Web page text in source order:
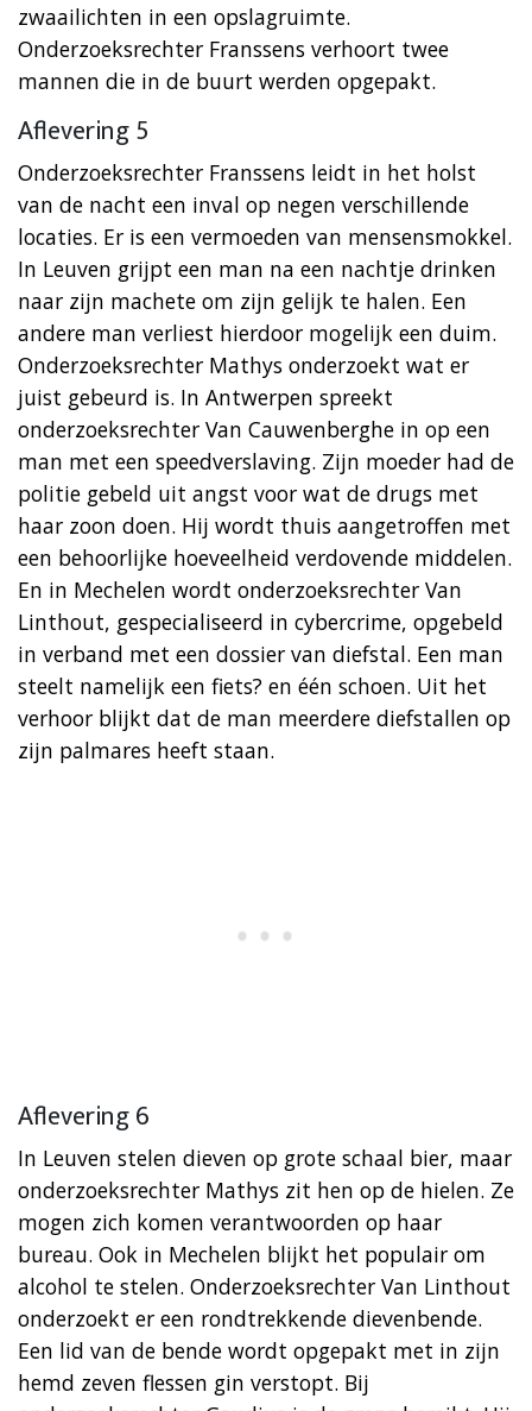
zwaailichten in een opslagruimte.
Onderzoeksrechter Franssens verhoort twee
mannen die in de buurt werden opgepakt.
Aflevering 5
Onderzoeksrechter Franssens leidt in het holst
van de nacht een inval op negen verschillende
locaties. Er is een vermoeden van mensensmokkel.
In Leuven grijpt een man na een nachtje drinken
naar zijn machete om zijn gelijk te halen. Een
andere man verliest hierdoor mogelijk een duim.
Onderzoeksrechter Mathys onderzoekt wat er
juist gebeurd is. In Antwerpen spreekt
onderzoeksrechter Van Cauwenberghe in op een
man met een speedverslaving. Zijn moeder had de
politie gebeld uit angst voor wat de drugs met
haar zoon doen. Hij wordt thuis aangetroffen met
een behoorlijke hoeveelheid verdovende middelen.
En in Mechelen wordt onderzoeksrechter Van
Linthout, gespecialiseerd in cybercrime, opgebeld
in verband met een dossier van diefstal. Een man
steelt namelijk een fiets? en één schoen. Uit het
verhoor blijkt dat de man meerdere diefstallen op
zijn palmares heeft staan.
Aflevering 6
In Leuven stelen dieven op grote schaal bier, maar
onderzoeksrechter Mathys zit hen op de hielen. Ze
mogen zich komen verantwoorden op haar
bureau. Ook in Mechelen blijkt het populair om
alcohol te stelen. Onderzoeksrechter Van Linthout
onderzoekt er een rondtrekkende dievenbende.
Een lid van de bende wordt opgepakt met in zijn
hemd zeven flessen gin verstopt. Bij